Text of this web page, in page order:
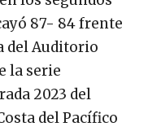
87- 84 frente
del Auditorio
la serie
2023 del
del Pacífico